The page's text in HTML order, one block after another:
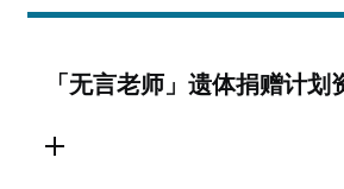
「无言老师」遗体捐赠计划